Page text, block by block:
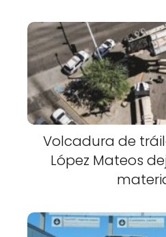
Volcadura de
López Mateos